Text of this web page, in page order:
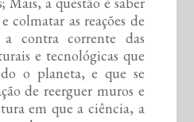
colmatar as reações de
contra corrente das
e tecnológicas que
o planeta, e que se
de reerguer muros e
em que a ciência, a